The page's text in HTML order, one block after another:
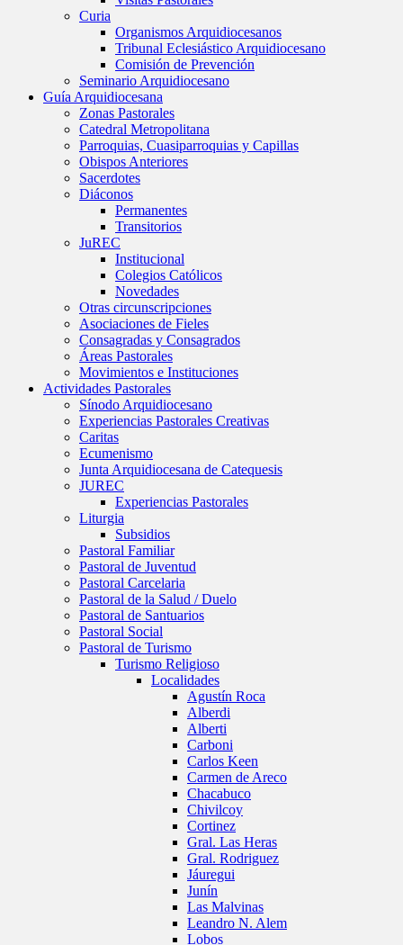
Curia
Organismos Arquidiocesanos
Tribunal Eclesiástico Arquidiocesano
Comisión de Prevención
Seminario Arquidiocesano
Guía Arquidiocesana
Zonas Pastorales
Catedral Metropolitana
Parroquias, Cuasiparroquias y Capillas
Obispos Anteriores
Sacerdotes
Diáconos
Permanentes
Transitorios
JuREC
Institucional
Colegios Católicos
Novedades
Otras circunscripciones
Asociaciones de Fieles
Consagradas y Consagrados
Áreas Pastorales
Movimientos e Instituciones
Actividades Pastorales
Sínodo Arquidiocesano
Experiencias Pastorales Creativas
Caritas
Ecumenismo
Junta Arquidiocesana de Catequesis
JUREC
Experiencias Pastorales
Liturgia
Subsidios
Pastoral Familiar
Pastoral de Juventud
Pastoral Carcelaria
Pastoral de la Salud / Duelo
Pastoral de Santuarios
Pastoral Social
Pastoral de Turismo
Turismo Religioso
Localidades
Agustín Roca
Alberdi
Alberti
Carboni
Carlos Keen
Carmen de Areco
Chacabuco
Chivilcoy
Cortinez
Gral. Las Heras
Gral. Rodriguez
Jáuregui
Junín
Las Malvinas
Leandro N. Alem
Lobos